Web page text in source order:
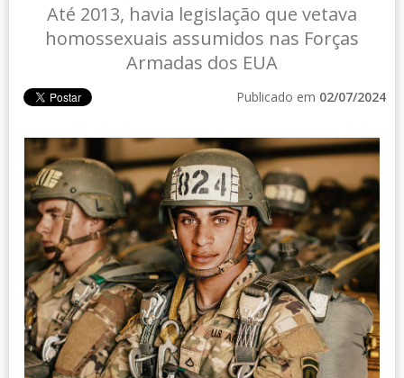
Até 2013, havia legislação que vetava
homossexuais assumidos nas Forças
Armadas dos EUA
Publicado em 02/07/2024